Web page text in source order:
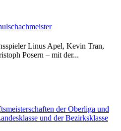
Linus Apel, Kevin Tran,
Posern – mit der...
der Oberliga und
und der Bezirksklasse